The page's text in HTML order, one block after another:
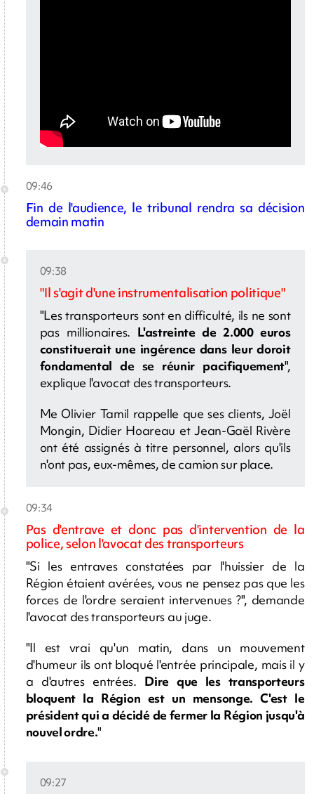
09:46
Fin de l'audience, le tribunal rendra sa décision
demain matin
09:38
"Il s'agit d'une instrumentalisation politique"
"Les transporteurs sont en difficulté, ils ne sont
pas millionaires. L'astreinte de 2.000 euros
constituerait une ingérence dans leur doroit
fondamental de se réunir pacifiquement",
explique l'avocat des transporteurs.
Me Olivier Tamil rappelle que ses clients, Joël
Mongin, Didier Hoareau et Jean-Gaël Rivère
ont été assignés à titre personnel, alors qu'ils
n'ont pas, eux-mêmes, de camion sur place.
09:34
Pas d'entrave et donc pas d'intervention de la
police, selon l'avocat des transporteurs
"Si les entraves constatées par l'huissier de la
Région étaient avérées, vous ne pensez pas que les
forces de l'ordre seraient intervenues ?", demande
l'avocat des transporteurs au juge.
"Il est vrai qu'un matin, dans un mouvement
d'humeur ils ont bloqué l'entrée principale, mais il y
a d'autres entrées. Dire que les transporteurs
bloquent la Région est un mensonge. C'est le
président qui a décidé de fermer la Région jusqu'à
nouvel ordre."
09:27